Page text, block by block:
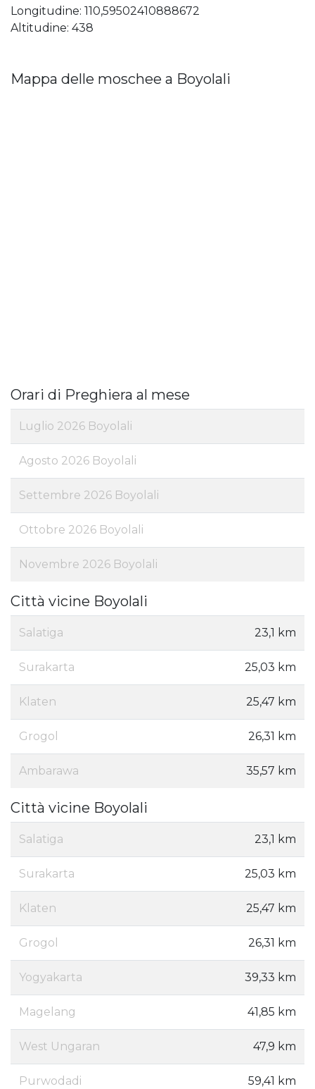
Longitudine: 110,59502410888672
Altitudine: 438
Mappa delle moschee a Boyolali
Orari di Preghiera al mese
Luglio 2026 Boyolali
Agosto 2026 Boyolali
Settembre 2026 Boyolali
Ottobre 2026 Boyolali
Novembre 2026 Boyolali
Città vicine Boyolali
Salatiga 23,1 km
Surakarta 25,03 km
Klaten 25,47 km
Grogol 26,31 km
Ambarawa 35,57 km
Città vicine Boyolali
Salatiga 23,1 km
Surakarta 25,03 km
Klaten 25,47 km
Grogol 26,31 km
Yogyakarta 39,33 km
Magelang 41,85 km
West Ungaran 47,9 km
Purwodadi 59,41 km